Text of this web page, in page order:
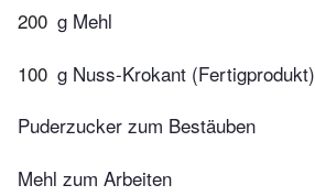
200 g Mehl
100 g Nuss-Krokant (Fertigprodukt)
Puderzucker zum Bestäuben
Mehl zum Arbeiten